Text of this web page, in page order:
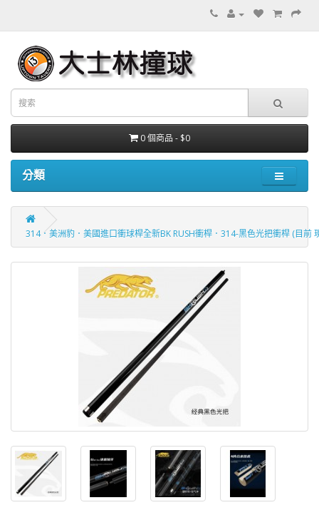
0 個商品 - $0
分類
314．美洲豹．美國進口衝球桿全新BK RUSH衝桿．314-黑色光把衝桿 (目前